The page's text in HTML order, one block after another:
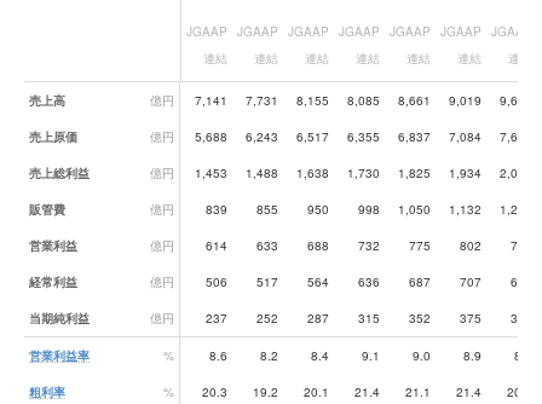
業績データ一覧
JGAAP
連結
JGAAP
連結
JGAAP
連結
JGAAP
連結
JGAAP
連結
JGAAP
連結
JGAAP
連結
売上高 億円 7,141 7,731 8,155 8,085 8,661 9,019 9,632
売上原価 億円 5,688 6,243 6,517 6,355 6,837 7,084 7,615
売上総利益 億円 1,453 1,488 1,638 1,730 1,825 1,934 2,017
販管費 億円 839 855 950 998 1,050 1,132 1,224
営業利益 億円 614 633 688 732 775 802 793
経常利益 億円 506 517 564 636 687 707 675
当期純利益 億円 237 252 287 315 352 375 386
営業利益率 % 8.6 8.2 8.4 9.1 9.0 8.9 8.2
粗利率 % 20.3 19.2 20.1 21.4 21.1 21.4 20.9